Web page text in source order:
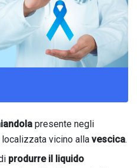
presente negli
localizzata vicino alla vescica.
produrre il liquido